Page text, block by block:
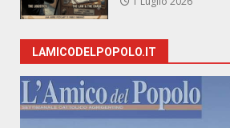
LAMICODELPOPOLO.IT